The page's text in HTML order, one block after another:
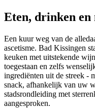
Eten, drinken en
Een kuur weg van de
ascetisme. Bad Kissingen
keuken met uitstekende
toegestaan en zelfs
ingrediënten uit de streek -
snack, afhankelijk van uw
stadsrondleiding met
aangesproken.